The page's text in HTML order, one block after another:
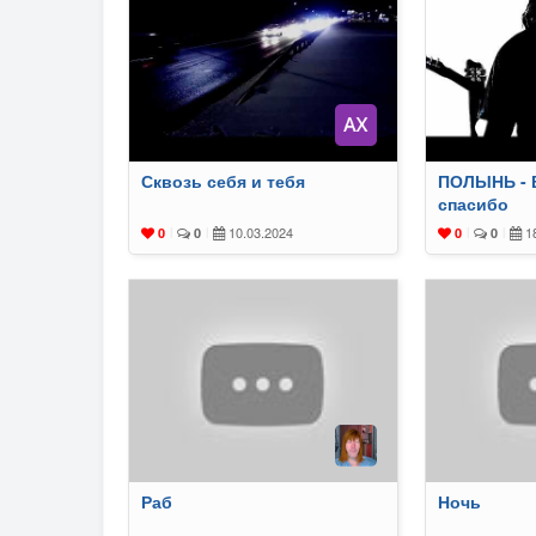
Сквозь себя и тебя
0 0 10.03.2024
ПОЛЫНЬ -
спасибо
0 0
Раб Ночь